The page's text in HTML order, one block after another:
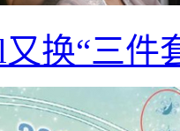
又换“三